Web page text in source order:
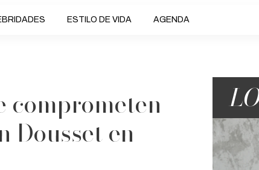
ESTILO DE VIDA AGENDA
comprometen
Dousset en